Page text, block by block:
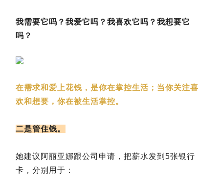
我需要它吗？我爱它吗？我喜欢它吗？我想要它
吗？
在需求和爱上花钱，是你在掌控生活；当你关注喜
欢和想要，你在被生活掌控。
二是管住钱。
她建议阿丽亚娜跟公司申请，把薪水发到5张银行
卡，分别用于：